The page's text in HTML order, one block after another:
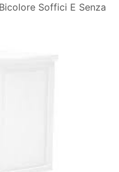
Soffici E Senza